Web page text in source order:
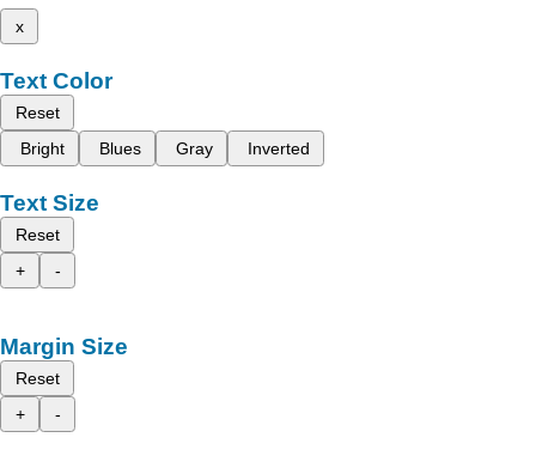
x
Text Color
Reset
Bright
Blues Gray Inverted
Text Size
Reset
+
-
Margin Size
Reset
+
-